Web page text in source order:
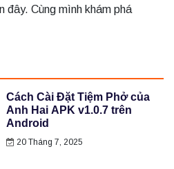
đây. Cùng mình khám phá
Cách Cài Đặt Tiệm Phở của
Anh Hai APK v1.0.7 trên
Android
20 Tháng 7, 2025